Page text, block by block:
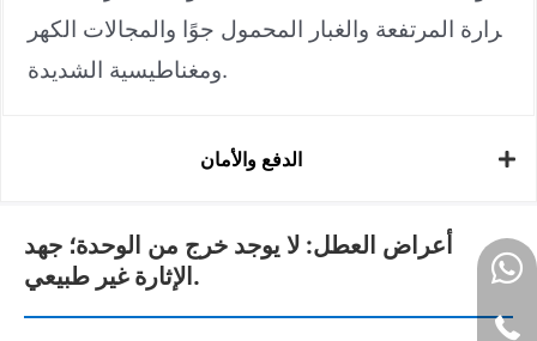
رارة المرتفعة والغبار المحمول جوًا والمجالات الكهر
ومغناطيسية الشديدة.
الدفع والأمان
أعراض العطل: لا يوجد خرج من الوحدة؛ جهد
الإثارة غير طبيعي.